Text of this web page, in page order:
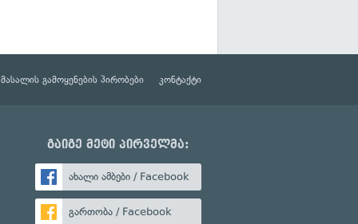
მასალის გამოყენების პირობები კონტაქტი
გაიგე მეტი პირველმა:
ახალი ამბები / Facebook
გართობა / Facebook